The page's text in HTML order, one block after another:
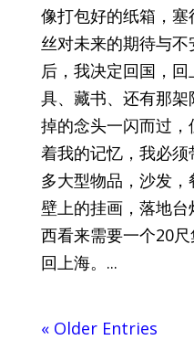
像打包好的纸箱，
丝对未来的期待与
后，我决定回国，
具、藏书、还有那
掉的念头一闪而过
着我的记忆，我必
多大型物品，沙发
壁上的挂画，落地
西看来需要一个20
回上海。...
« Older Entries